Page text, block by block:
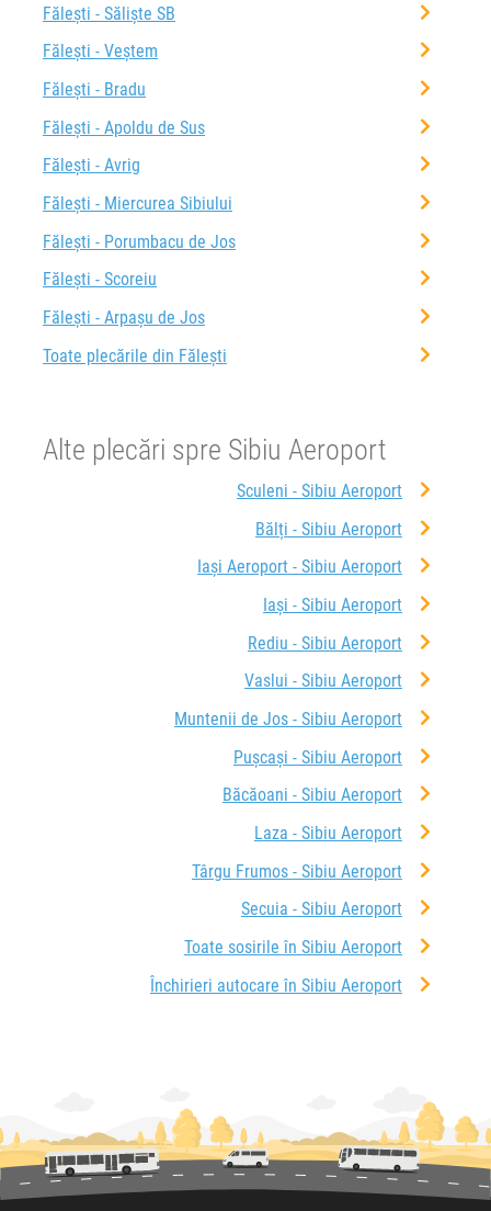
Fălești - Săliște SB
Fălești - Veștem
Fălești - Bradu
Fălești - Apoldu de Sus
Fălești - Avrig
Fălești - Miercurea Sibiului
Fălești - Porumbacu de Jos
Fălești - Scoreiu
Fălești - Arpașu de Jos
Toate plecările din Fălești
Alte plecări spre Sibiu Aeroport
Sculeni - Sibiu Aeroport
Bălți - Sibiu Aeroport
Iași Aeroport - Sibiu Aeroport
Iași - Sibiu Aeroport
Rediu - Sibiu Aeroport
Vaslui - Sibiu Aeroport
Muntenii de Jos - Sibiu Aeroport
Pușcași - Sibiu Aeroport
Băcăoani - Sibiu Aeroport
Laza - Sibiu Aeroport
Târgu Frumos - Sibiu Aeroport
Secuia - Sibiu Aeroport
Toate sosirile în Sibiu Aeroport
Închirieri autocare în Sibiu Aeroport